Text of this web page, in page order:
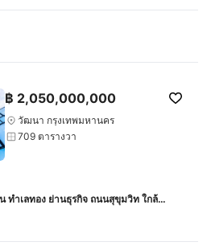
฿ 2,050,000,000
วัฒนา กรุงเทพมหานคร
709 ตารางวา
ทำเลทอง ย่านธุรกิจ ถนนสุขุมวิท ใกล้